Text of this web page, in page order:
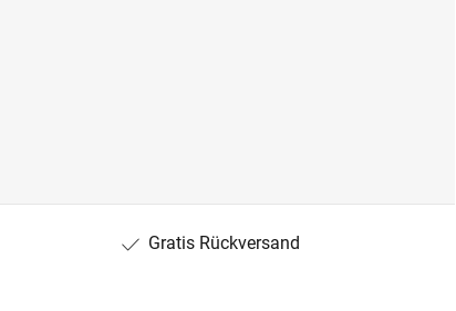
Gratis Rückversand